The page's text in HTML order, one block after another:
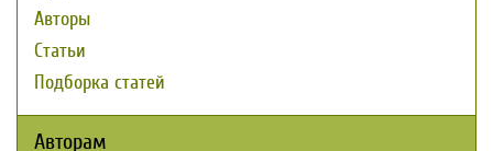
Авторы
Статьи
Подборка статей
Авторам